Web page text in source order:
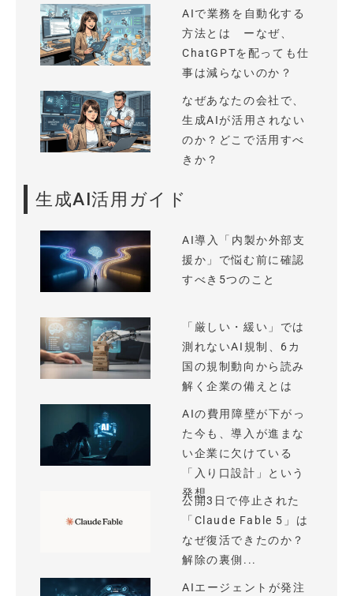
AIで業務を自動化する
方法とは ーなぜ、
ChatGPTを配っても仕
事は減らないのか？
なぜあなたの会社で、
生成AIが活用されない
のか？どこで活用すべ
きか？
生成AI活用ガイド
AI導入「内製か外部支
援か」で悩む前に確認
すべき5つのこと
「厳しい・緩い」では
測れないAI規制、6カ
国の規制動向から読み
解く企業の備えとは
AIの費用障壁が下がっ
た今も、導入が進まな
い企業に欠けている
「入り口設計」という
発想
公開3日で停止された
「Claude Fable 5」は
なぜ復活できたのか？
解除の裏側...
AIエージェントが発注